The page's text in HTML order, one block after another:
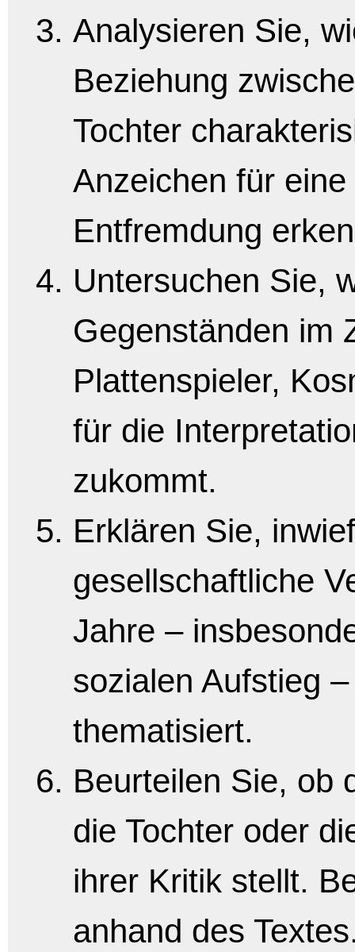
Analysieren Sie,
Beziehung
Tochter
Anzeichen für
Entfremdung
Untersuchen Sie,
Gegenständen im
Plattenspieler,
für die
zukommt.
Erklären Sie,
gesellschaftliche
Jahre –
sozialen Aufstieg
thematisiert.
Beurteilen Sie, ob
die Tochter oder
ihrer Kritik stellt.
anhand des